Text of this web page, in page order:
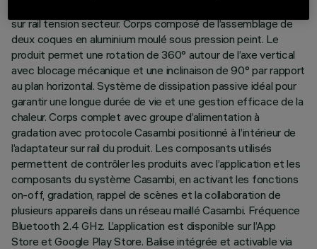
sur rail tension secteur. Corps composé de l’assemblage de
deux coques en aluminium moulé sous pression peint. Le
produit permet une rotation de 360° autour de l’axe vertical
avec blocage mécanique et une inclinaison de 90° par rapport
au plan horizontal. Système de dissipation passive idéal pour
garantir une longue durée de vie et une gestion efficace de la
chaleur. Corps complet avec groupe d’alimentation à
gradation avec protocole Casambi positionné à l’intérieur de
l’adaptateur sur rail du produit. Les composants utilisés
permettent de contrôler les produits avec l’application et les
composants du système Casambi, en activant les fonctions
on-off, gradation, rappel de scènes et la collaboration de
plusieurs appareils dans un réseau maillé Casambi. Fréquence
Bluetooth 2.4 GHz. L’application est disponible sur l’App
Store et Google Play Store. Balise intégrée et activable via